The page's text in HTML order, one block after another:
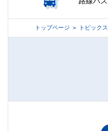
トップページ > トピックス